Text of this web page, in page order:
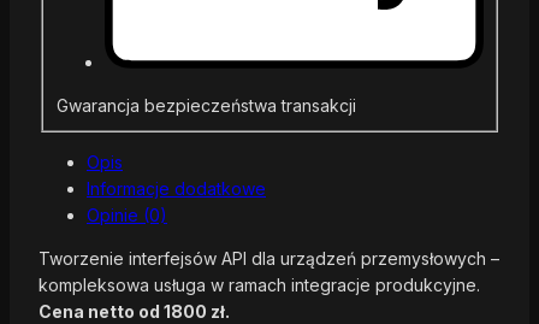
Gwarancja bezpieczeństwa transakcji
Opis
Informacje dodatkowe
Opinie (0)
Tworzenie interfejsów API dla urządzeń przemysłowych –
kompleksowa usługa w ramach integracje produkcyjne.
Cena netto od 1800 zł.